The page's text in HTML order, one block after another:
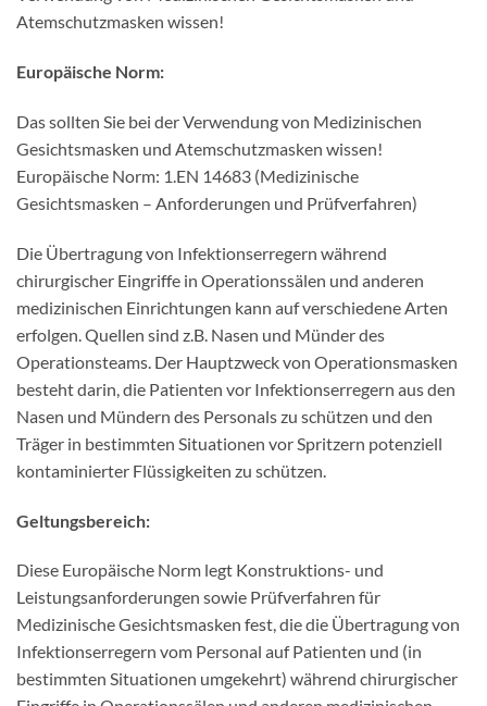
Atemschutzmasken wissen!
Europäische Norm:
Das sollten Sie bei der Verwendung von Medizinischen
Gesichtsmasken und Atemschutzmasken wissen!
Europäische Norm: 1.EN 14683 (Medizinische
Gesichtsmasken – Anforderungen und Prüfverfahren)
Die Übertragung von Infektionserregern während
chirurgischer Eingriffe in Operationssälen und anderen
medizinischen Einrichtungen kann auf verschiedene Arten
erfolgen. Quellen sind z.B. Nasen und Münder des
Operationsteams. Der Hauptzweck von Operationsmasken
besteht darin, die Patienten vor Infektionserregern aus den
Nasen und Mündern des Personals zu schützen und den
Träger in bestimmten Situationen vor Spritzern potenziell
kontaminierter Flüssigkeiten zu schützen.
Geltungsbereich:
Diese Europäische Norm legt Konstruktions- und
Leistungsanforderungen sowie Prüfverfahren für
Medizinische Gesichtsmasken fest, die die Übertragung von
Infektionserregern vom Personal auf Patienten und (in
bestimmten Situationen umgekehrt) während chirurgischer